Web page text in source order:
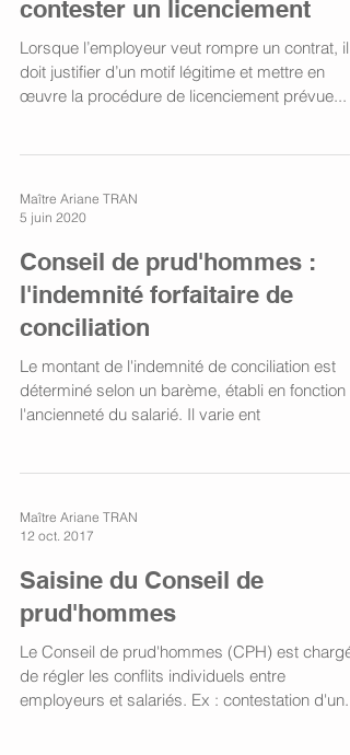
contester un licenciement
Lorsque l’employeur veut rompre un contrat, il
doit justifier d’un motif légitime et mettre en
œuvre la procédure de licenciement prévue...
Maître Ariane TRAN
5 juin 2020
Conseil de prud'hommes :
l'indemnité forfaitaire de
conciliation
Le montant de l'indemnité de conciliation est
déterminé selon un barème, établi en fonction
l'ancienneté du salarié. Il varie ent
Maître Ariane TRAN
12 oct. 2017
Saisine du Conseil de
prud'hommes
Le Conseil de prud'hommes (CPH) est chargé
de régler les conflits individuels entre
employeurs et salariés. Ex : contestation d'un...